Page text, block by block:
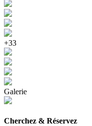
+33
Galerie
Cherchez & Réservez